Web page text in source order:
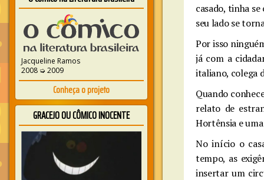
Jacqueline Ramos
2008 ➭ 2009
Conheça o projeto
GRACEJO OU CÔMICO INOCENTE
casado, tinha
seu lado se
Por isso
já com a
italiano, colega
Quando
relato de
Hortênsia e
No início o
tempo, as
insertar um